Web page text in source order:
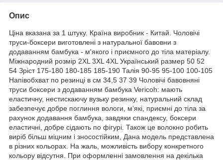
Опис
Ціна вказана за 1 штуку. Країна виробник - Китай. Чоловічі
труси-боксери виготовлені з натуральної бавовни з
додаванням бамбука - м'якого і приємного до тіла матеріалу.
Міжнародний розмір 2XL 3XL 4XL Український размер 50 52
54 Зріст 175-180 180-185 185-190 Талія 90-95 95-100 100-105
Напівобхват по резинці в см 34,5 37 39 Чоловічі бавовняні
труси боксери з додаванням бамбука Vericoh: мають
еластичну, нестискаючу вузьку резинку, натуральний склад
забезпечує добре поглиння вологи, мʼякі, приємні до тіла за
рахунок додавання бамбука, завдяки спандексу, боксери
еластичні, добре сідають по фігурі. Також це волокно робить
виріб більш міцним і зносостійким, Дана модель представлена
в різних кольорах. На жаль, можливість вибору конкретного
кольору відсутня. При оформленні замовлення на декілька